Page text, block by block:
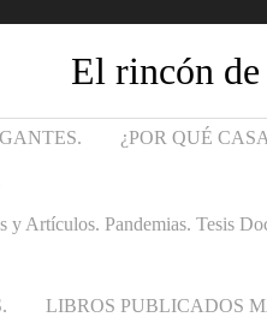
El rincón de
¿POR QUÉ
Pandemias. Tesis
LIBROS PUBLICADOS